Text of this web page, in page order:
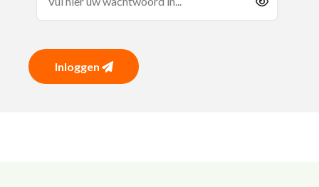
Inloggen